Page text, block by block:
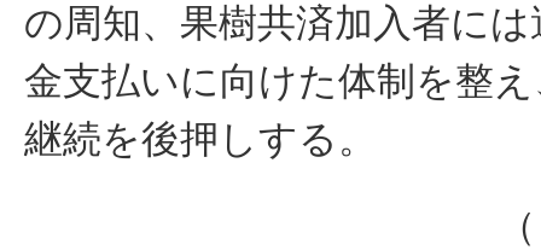
の周知、果樹共済加入者に
金支払いに向けた体制を整
継続を後押しする。